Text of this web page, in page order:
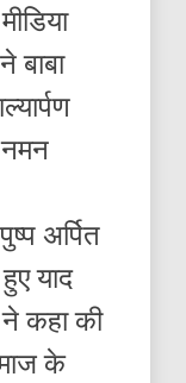
बाबा
अर्पित
याद
कहा की
के